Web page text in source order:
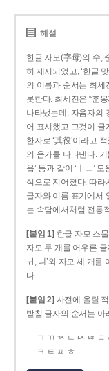
해설
한글 자모(字母)의 수,
히 제시되었고, ‘한글
의 이름과 순서는 최세
롯한다. 최세진은 “훈
나타냈는데, 자음자의
어 표시했고 그것이 글
한자로 ‘其役’이라고
의 음가를 나타낸다. 기
읍’ 등과 같이 ‘ㅣㅡ’
식으로 지어졌다. 따라
글자와 이름 표기에서
는 속담에서처럼 전통
[붙임 1] 한글 자모 스
자모 두 개를 어우른 글
ㅟ, ㅢ’와 자모 세 개를
다.
[붙임 2] 사전에 올릴
받침 글자의 순서는 아
ㄱ ㄲ ㄳ ㄴ ㄵ ㄶ ㄷ
ㅋ ㅌ ㅍ ㅎ